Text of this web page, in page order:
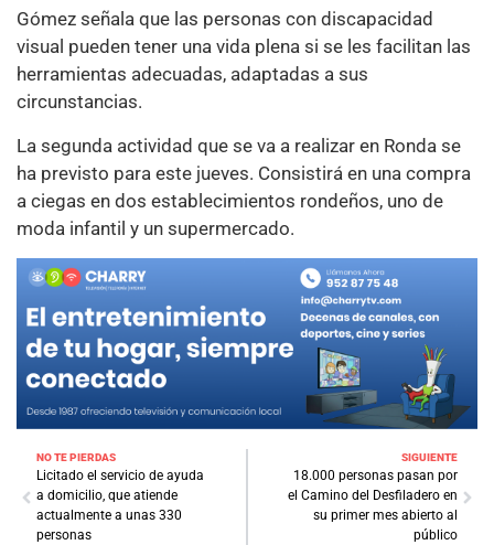
Gómez señala que las personas con discapacidad
visual pueden tener una vida plena si se les facilitan las
herramientas adecuadas, adaptadas a sus
circunstancias.
La segunda actividad que se va a realizar en Ronda se
ha previsto para este jueves. Consistirá en una compra
a ciegas en dos establecimientos rondeños, uno de
moda infantil y un supermercado.
NO TE PIERDAS
Licitado el servicio de ayuda
a domicilio, que atiende
actualmente a unas 330
personas
SIGUIENTE
18.000 personas pasan por
el Camino del Desfiladero en
su primer mes abierto al
público